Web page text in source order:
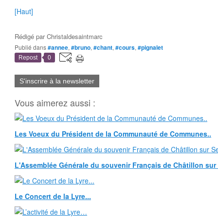
[Haut]
Rédigé parChristaldesaintmarc
Publié dans#annee, #bruno, #chant, #cours, #pignalet
Repost 0
S'inscrire à la newsletter
Vous aimerez aussi :
Les Voeux du Président de la Communauté de Communes..
L'Assemblée Générale du souvenir Français de Châtillon sur
Le Concert de la Lyre...